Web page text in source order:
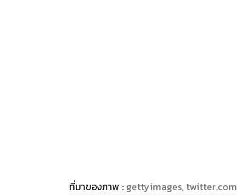
ที่มาของภาพ : gettyimages, twitter.com